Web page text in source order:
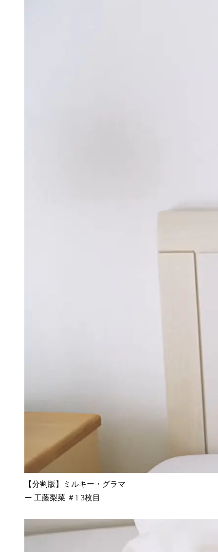
【分割版】ミルキー・グラマ
ー 工藤梨菜 ＃1 3枚目